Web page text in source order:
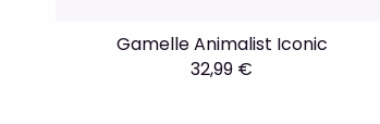
Gamelle Animalist Iconic
32,99 €